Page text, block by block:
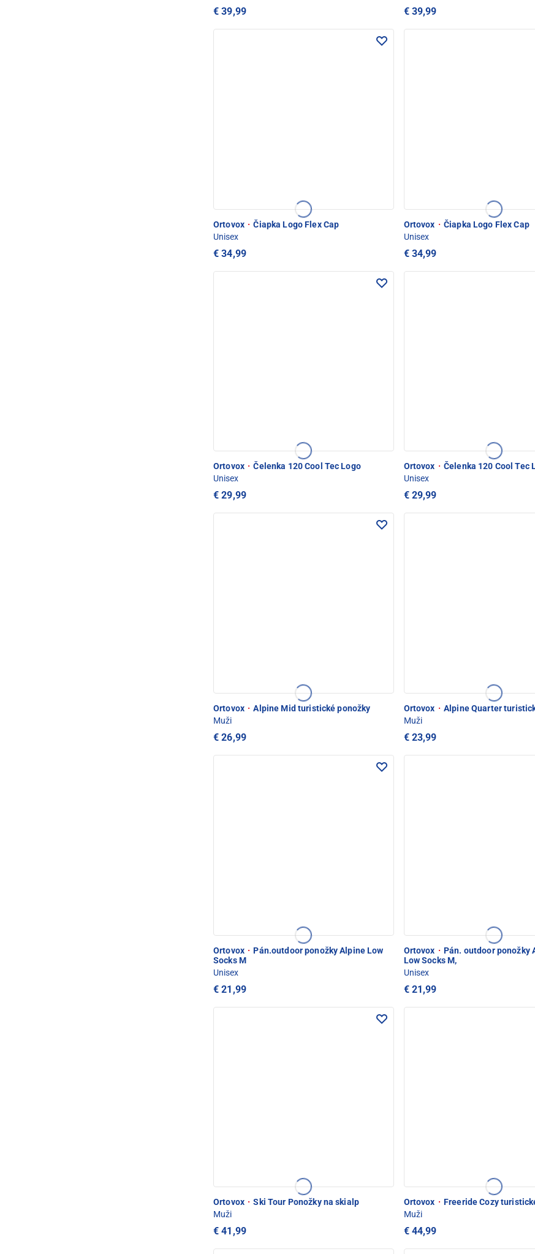
€ 39,99 € 39,99
Ortovox · Čiapka Logo Flex Cap
Unisex
€ 34,99
Ortovox · Čiapka Logo Flex Cap
Unisex
€ 34,99
Ortovox · Čelenka 120 Cool Tec Logo
Unisex
€ 29,99
Ortovox · Čelenka 120 Cool Tec
Unisex
€ 29,99
Ortovox · Alpine Mid turistické ponožky
Muži
€ 26,99
Ortovox · Alpine Quarter
Muži
€ 23,99
Ortovox · Pán.outdoor ponožky Alpine Low
Socks M
Unisex
€ 21,99
Ortovox · Pán. outdoor ponožky
Low Socks M,
Unisex
€ 21,99
Ortovox · Ski Tour Ponožky na skialp
Muži
€ 41,99
Ortovox · Freeride Cozy
Muži
€ 44,99